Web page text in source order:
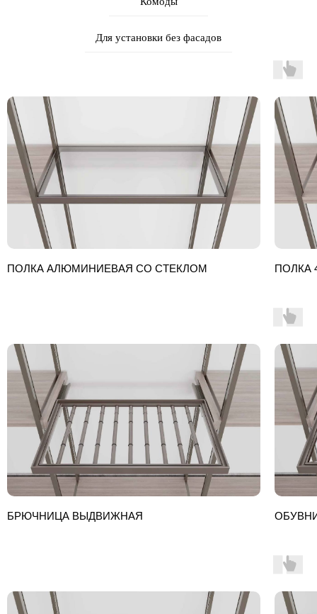
Для установки без фасадов
ПОЛКА АЛЮМИНИЕВАЯ СО СТЕКЛОМ ПОЛКА
БРЮЧНИЦА ВЫДВИЖНАЯ